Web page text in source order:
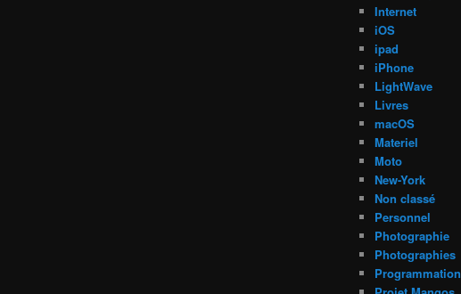
Internet
iOS
ipad
iPhone
LightWave
Livres
macOS
Materiel
Moto
New-York
Non classé
Personnel
Photographie
Photographies
Programmation